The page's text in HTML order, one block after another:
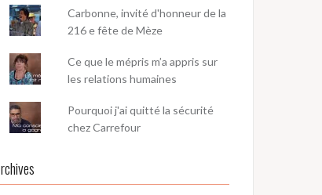
Carbonne, invité d'honneur de la
216 e fête de Mèze
Ce que le mépris m’a appris sur
les relations humaines
Pourquoi j'ai quitté la sécurité
chez Carrefour